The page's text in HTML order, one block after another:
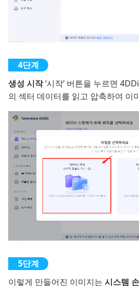
생성 시작‘시작’ 버튼을 누르면
의 섹터 데이터를 읽고 압축하여 이
이렇게 만들어진 이미지는 시스템